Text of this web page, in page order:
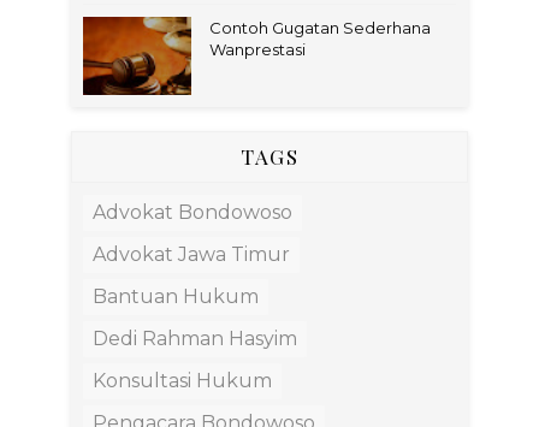
Contoh Gugatan Sederhana
Wanprestasi
TAGS
Advokat Bondowoso
Advokat Jawa Timur
Bantuan Hukum
Dedi Rahman Hasyim
Konsultasi Hukum